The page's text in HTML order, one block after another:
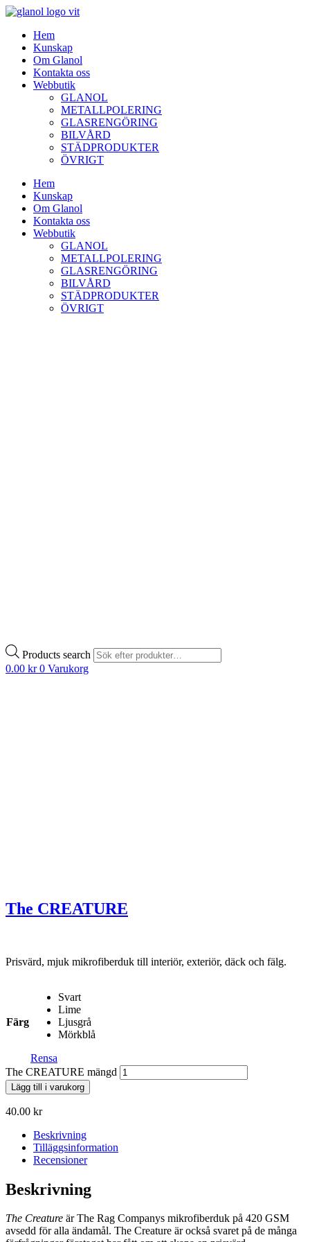
Hem
Kunskap
Om Glanol
Kontakta oss
Webbutik
GLANOL
METALLPOLERING
GLASRENGÖRING
BILVÅRD
STÄDPRODUKTER
ÖVRIGT
Hem
Kunskap
Om Glanol
Kontakta oss
Webbutik
GLANOL
METALLPOLERING
GLASRENGÖRING
BILVÅRD
STÄDPRODUKTER
ÖVRIGT
Products search
0.00 kr 0 Varukorg
The CREATURE
Prisvärd, mjuk mikrofiberduk till interiör, exteriör, däck och fälg.
Färg
Svart
Lime
Ljusgrå
Mörkblå
Rensa
The CREATURE mängd
Lägg till i varukorg
40.00 kr
Beskrivning
Tilläggsinformation
Recensioner
Beskrivning
The Creature är The Rag Companys mikrofiberduk på 420 GSM
avsedd för alla ändamål. The Creature är också svaret på de många